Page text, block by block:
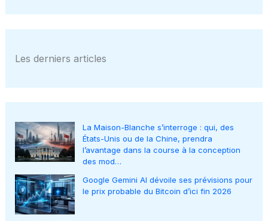
Les derniers articles
La Maison-Blanche s’interroge : qui, des
États-Unis ou de la Chine, prendra
l’avantage dans la course à la conception
des mod…
Google Gemini AI dévoile ses prévisions pour
le prix probable du Bitcoin d’ici fin 2026